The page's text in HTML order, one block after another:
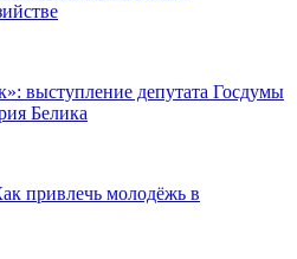
выступление депутата Госдумы
Белика
привлечь молодёжь в